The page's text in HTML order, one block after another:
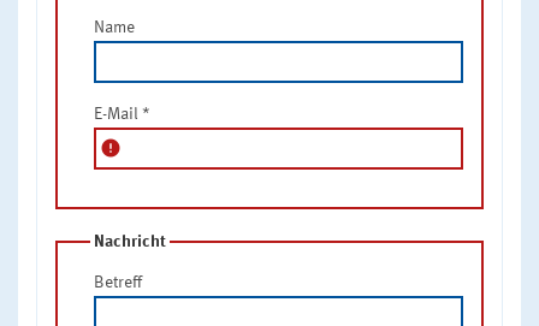
Name
E-Mail *
error
Nachricht
Betreff